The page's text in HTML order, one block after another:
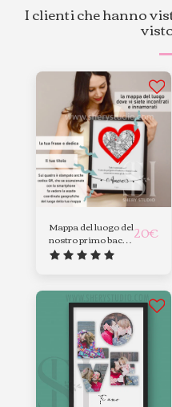
I clienti che hanno
Mappa del luogo del
nostro primo bacio
, primo incontro
20€